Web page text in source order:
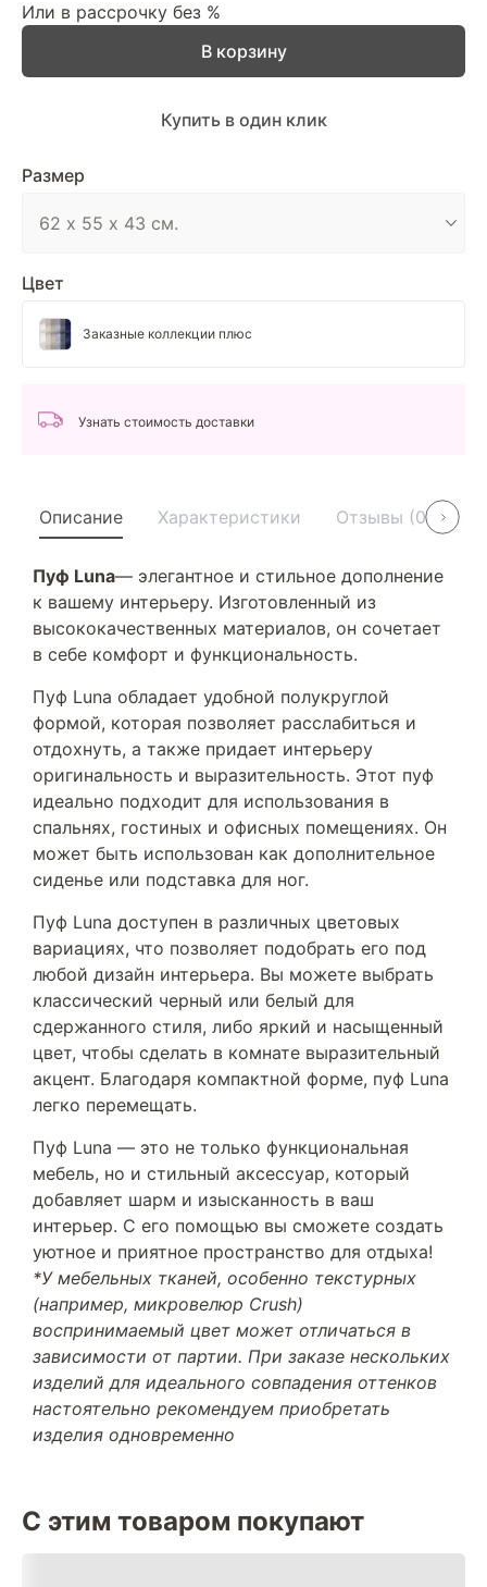
Или в рассрочку без %
Размер
Цвет
Заказные коллекции плюс
В корзину
Купить в один клик
Узнать стоимость доставки
Описание Характеристики Отзывы (0)
Пуф Luna— элегантное и стильное дополнение
к вашему интерьеру. Изготовленный из
высококачественных материалов, он сочетает
в себе комфорт и функциональность.
Пуф Luna обладает удобной полукруглой
формой, которая позволяет расслабиться и
отдохнуть, а также придает интерьеру
оригинальность и выразительность. Этот пуф
идеально подходит для использования в
спальнях, гостиных и офисных помещениях. Он
может быть использован как дополнительное
сиденье или подставка для ног.
Пуф Luna доступен в различных цветовых
вариациях, что позволяет подобрать его под
любой дизайн интерьера. Вы можете выбрать
классический черный или белый для
сдержанного стиля, либо яркий и насыщенный
цвет, чтобы сделать в комнате выразительный
акцент. Благодаря компактной форме, пуф Luna
легко перемещать.
Пуф Luna — это не только функциональная
мебель, но и стильный аксессуар, который
добавляет шарм и изысканность в ваш
интерьер. С его помощью вы сможете создать
уютное и приятное пространство для отдыха!
*У мебельных тканей, особенно текстурных
(например, микровелюр Crush)
воспринимаемый цвет может отличаться в
зависимости от партии. При заказе нескольких
изделий для идеального совпадения оттенков
настоятельно рекомендуем приобретать
изделия одновременно
С этим товаром покупают